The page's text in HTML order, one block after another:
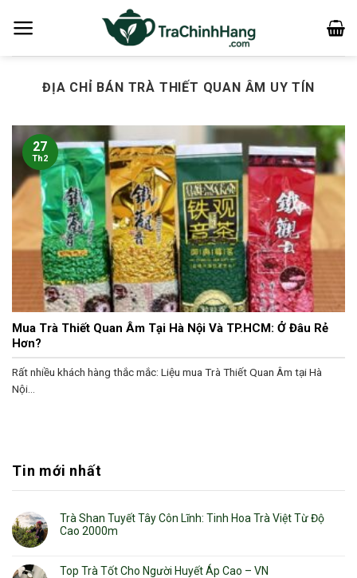
qua
ĐỊA CHỈ BÁN TRÀ THIẾT QUAN ÂM UY TÍN
Mua Trà Thiết Quan Âm Tại Hà Nội Và TP.HCM: Ở Đâu Rẻ
Hơn?
Rất nhiều khách hàng thắc mắc: Liệu mua Trà Thiết Quan Âm tại Hà
Nội...
27
Th2
Tin mới nhất
Trà Shan Tuyết Tây Côn Lĩnh: Tinh Hoa Trà Việt Từ Độ
Cao 2000m
Top Trà Tốt Cho Người Huyết Áp Cao – VN